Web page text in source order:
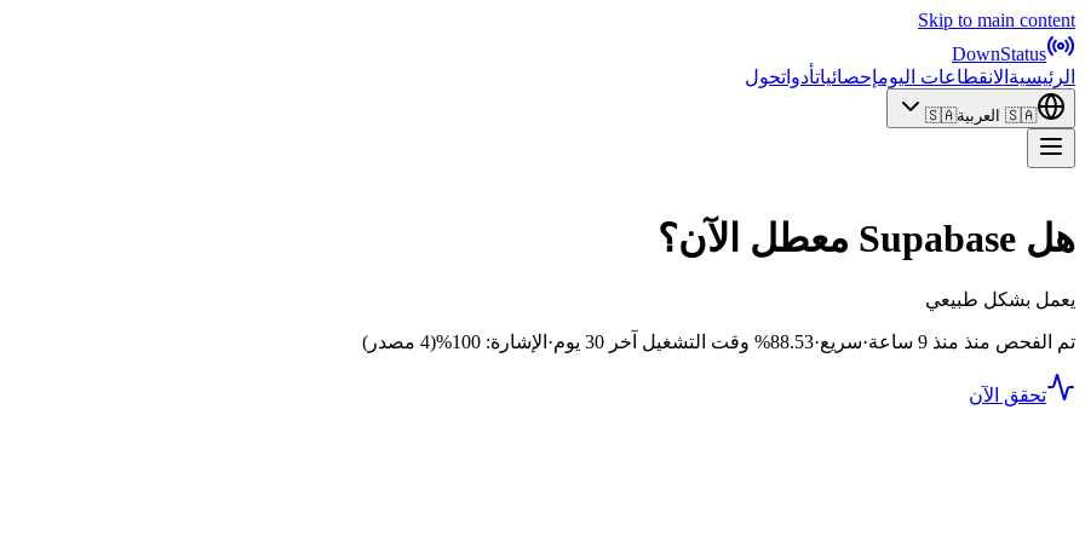
Skip to main content
DownStatus
الرئيسية الانقطاعات اليومإحصائياتأدواتحول
🇸🇦 العربية🇸🇦
هل Supabase معطل الآن؟
يعمل بشكل طبيعي
تم الفحص منذ منذ 9 ساعة ·سريع·
88.53% وقت التشغيل آخر 30 يوم · الإشارة: 100% (4 مصدر)
تحقق الآن